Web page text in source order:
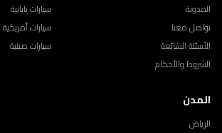
المدونة
تواصل معنا
الأسئلة الشائعة
الشروط والأحكام
سيارات يابانية
سيارات أمريكية
سيارات صينية
المدن
الرياض